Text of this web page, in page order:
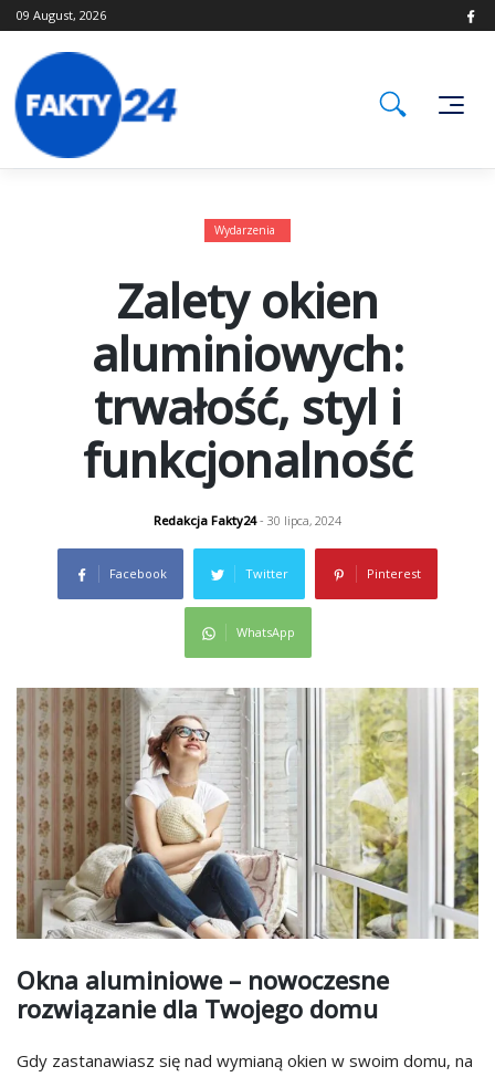
Skip
to
09 August, 2026
Wydarzenia
Zalety okien
aluminiowych:
trwałość, styl i
funkcjonalność
Redakcja Fakty24- 30 lipca, 2024
Facebook Twitter Pinterest
WhatsApp
Okna aluminiowe – nowoczesne
rozwiązanie dla Twojego domu
Gdy zastanawiasz się nad wymianą okien w swoim domu, na